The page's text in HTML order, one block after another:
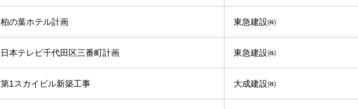
柏の葉ホテル計画 東急建設㈱
日本テレビ千代田区三番町計画 東急建設㈱
第1スカイビル新築工事 大成建設㈱